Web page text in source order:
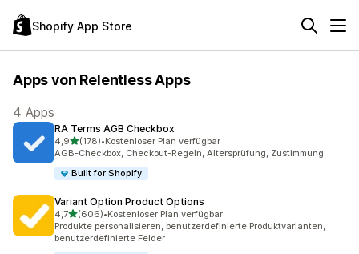
Shopify App Store
Apps von Relentless Apps
4 Apps
RA Terms AGB Checkbox
4,9von 5 Sternen
(178)
178 Rezensionen insgesamt
•Kostenloser Plan verfügbar
AGB-Checkbox, Checkout-Regeln, Altersprüfung, Zustimmung
Built for Shopify
Variant Option Product Options
4,7von 5 Sternen
(606)
606 Rezensionen insgesamt
•Kostenloser Plan verfügbar
Produkte personalisieren, benutzerdefinierte Produktvarianten,
benutzerdefinierte Felder